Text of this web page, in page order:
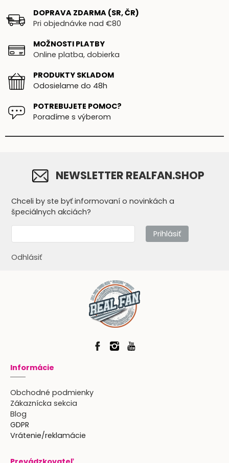
DOPRAVA ZDARMA (SR, ČR)
Pri objednávke nad €80
MOŽNOSTI PLATBY
Online platba, dobierka
PRODUKTY SKLADOM
Odosielame do 48h
POTREBUJETE POMOC?
Poradíme s výberom
NEWSLETTER REALFAN.SHOP
Chceli by ste byť informovaní o novinkách a
špeciálnych akciách?
Prihlásiť
Odhlásiť
Informácie
Obchodné podmienky
Zákaznícka sekcia
Blog
GDPR
Vrátenie/reklamácie